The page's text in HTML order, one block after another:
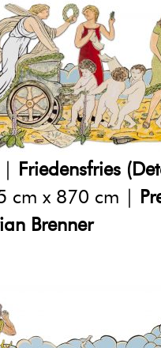
Friedensfries
cm x 870 cm |
Brenner